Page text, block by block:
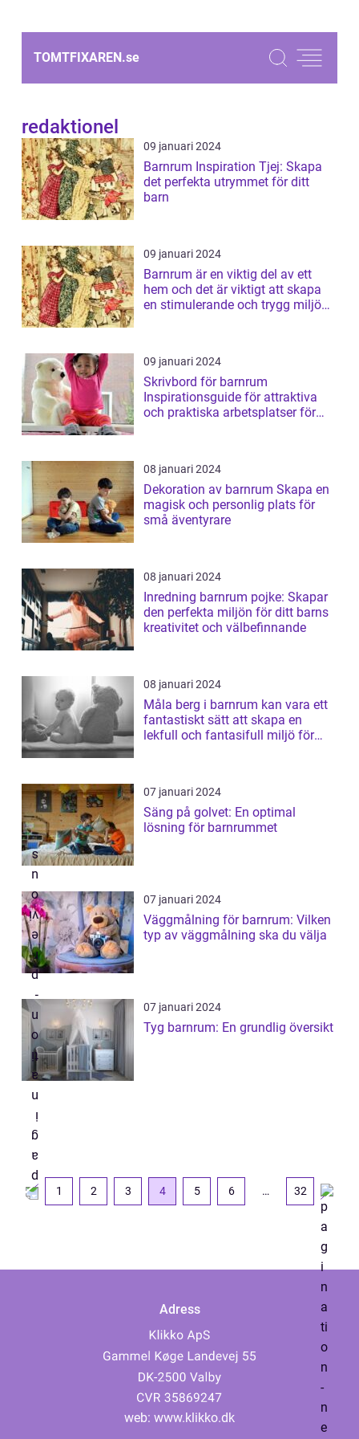
TOMTFIXAREN.se
redaktionel
09 januari 2024
Barnrum Inspiration Tjej: Skapa
det perfekta utrymmet för ditt
barn
09 januari 2024
Barnrum är en viktig del av ett
hem och det är viktigt att skapa
en stimulerande och trygg miljö
09 januari 2024
Skrivbord för barnrum
Inspirationsguide för attraktiva
och praktiska arbetsplatser för
08 januari 2024
Dekoration av barnrum Skapa en
magisk och personlig plats för
små äventyrare
08 januari 2024
Inredning barnrum pojke: Skapar
den perfekta miljön för ditt barns
kreativitet och välbefinnande
08 januari 2024
Måla berg i barnrum kan vara ett
fantastiskt sätt att skapa en
lekfull och fantasifull miljö för
07 januari 2024
Säng på golvet: En optimal
lösning för barnrummet
07 januari 2024
Väggmålning för barnrum: Vilken
typ av väggmålning ska du välja
07 januari 2024
Tyg barnrum: En grundlig översikt
1 2 3 4 5 6 … 32
Adress
web: www.klikko.dk